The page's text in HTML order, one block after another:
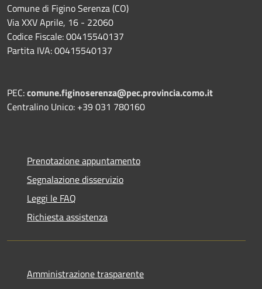
Comune di Figino Serenza (CO)
Via XXV Aprile, 16 - 22060
Codice Fiscale: 00415540137
Partita IVA: 00415540137
PEC:comune.figinoserenza@pec.provincia.como.it
Centralino Unico: +39 031 780160
Prenotazione appuntamento
Segnalazione disservizio
Leggi le FAQ
Richiesta assistenza
Amministrazione trasparente